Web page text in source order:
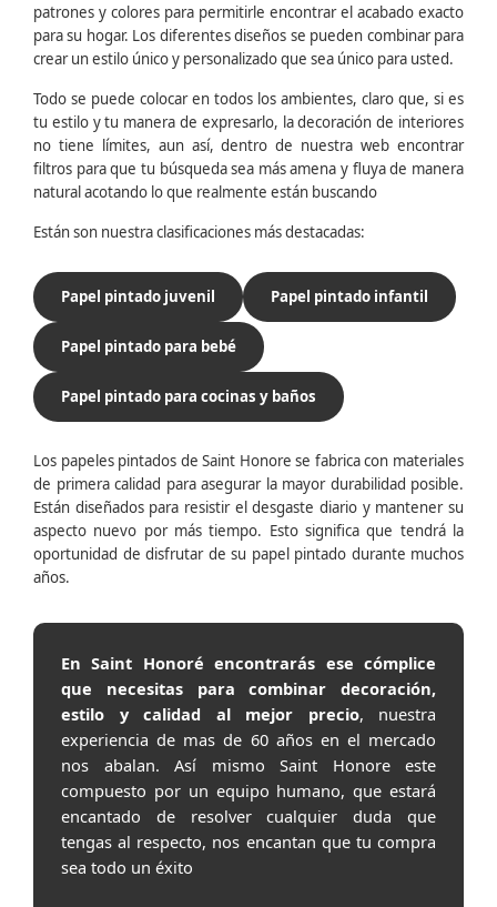
patrones y colores para permitirle encontrar el acabado exacto
para su hogar. Los diferentes diseños se pueden combinar para
crear un estilo único y personalizado que sea único para usted.
Todo se puede colocar en todos los ambientes, claro que, si es
tu estilo y tu manera de expresarlo, la decoración de interiores
no tiene límites, aun así, dentro de nuestra web encontrar
filtros para que tu búsqueda sea más amena y fluya de manera
natural acotando lo que realmente están buscando
Están son nuestra clasificaciones más destacadas:
Papel pintado juvenil Papel pintado infantil
Papel pintado para bebé
Papel pintado para cocinas y baños
Los papeles pintados de Saint Honore se fabrica con materiales
de primera calidad para asegurar la mayor durabilidad posible.
Están diseñados para resistir el desgaste diario y mantener su
aspecto nuevo por más tiempo. Esto significa que tendrá la
oportunidad de disfrutar de su papel pintado durante muchos
años.
En Saint Honoré encontrarás ese cómplice
que necesitas para combinar decoración,
estilo y calidad al mejor precio, nuestra
experiencia de mas de 60 años en el mercado
nos abalan. Así mismo Saint Honore este
compuesto por un equipo humano, que estará
encantado de resolver cualquier duda que
tengas al respecto, nos encantan que tu compra
sea todo un éxito